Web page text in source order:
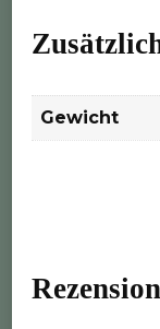
Gewicht